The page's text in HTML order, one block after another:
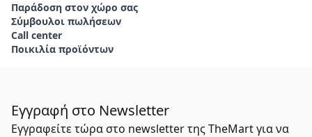
Παράδοση στον χώρο σας
Σύμβουλοι πωλήσεων
Call center
Ποικιλία προϊόντων
Εγγραφή στο Newsletter
Εγγραφείτε τώρα στο newsletter της TheMart για να